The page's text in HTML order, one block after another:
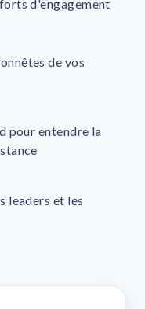
d'engagement
de vos
pour entendre la
leaders et les